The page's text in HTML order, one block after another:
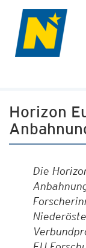
Horizon
Die